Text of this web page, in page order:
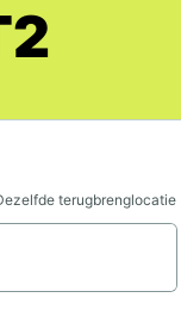
terugbrenglocatie